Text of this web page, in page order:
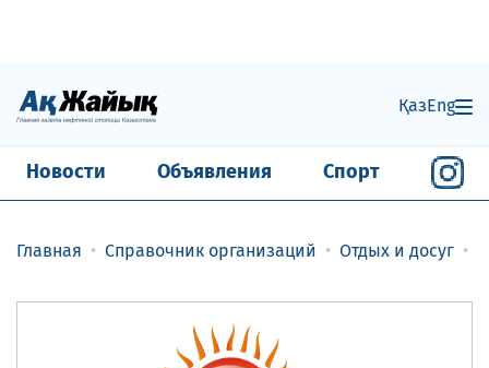
ҚазEng
Новости Объявления Спорт
Главная Справочник организаций Отдых и досуг